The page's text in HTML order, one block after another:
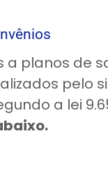
a planos de
pelo
a lei